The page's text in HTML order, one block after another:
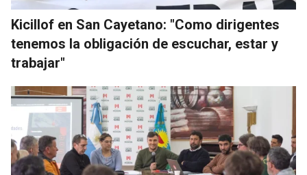
Kicillof en San Cayetano: "Como dirigentes
tenemos la obligación de escuchar, estar y
trabajar"